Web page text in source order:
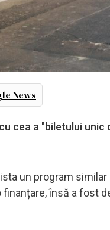
News
cea a "biletului unic
un program
însă a fost